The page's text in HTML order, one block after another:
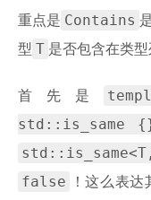
重点是 Contains
型 T 是否包含在类型
首先是
std::is_same
false ！这么表